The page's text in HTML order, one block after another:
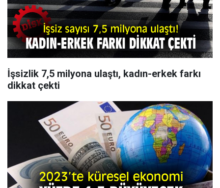
İşsizlik 7,5 milyona ulaştı, kadın-erkek farkı
dikkat çekti